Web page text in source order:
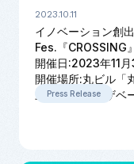
2023.10.11
イノベーション
Fes.『CROSSING
開催日:2023年11
開催場所:丸ビル「
三菱ビル ユーザベ
Press Release